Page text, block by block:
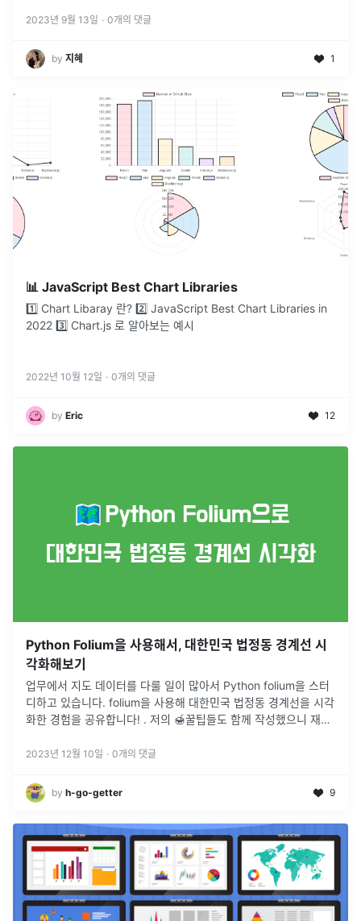
2023년 9월 13일 · 0개의 댓글
by 지혜 1
📊 JavaScript Best Chart Libraries
1️⃣ Chart Libaray 란? 2️⃣ JavaScript Best Chart Libraries in
2022 3️⃣ Chart.js 로 알아보는 예시
2022년 10월 12일 · 0개의 댓글
by Eric 12
Python Folium을 사용해서, 대한민국 법정동 경계선 시
각화해보기
업무에서 지도 데이터를 다룰 일이 많아서 Python folium을 스터
디하고 있습니다. folium을 사용해 대한민국 법정동 경계선을 시각
화한 경험을 공유합니다! . 저의 🍯꿀팁들도 함께 작성했으니 재밌
2023년 12월 10일 · 0개의 댓글
by h-go-getter 9